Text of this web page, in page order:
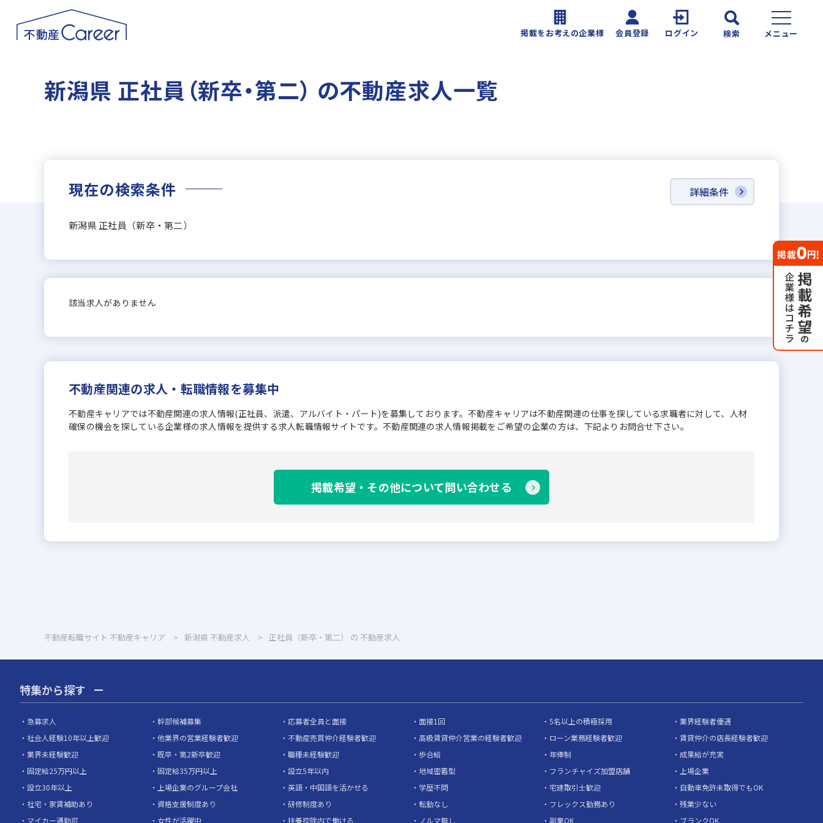
掲載をお考えの企業様 会員登録 ログイン 検索 メニュー
新潟県 正社員（新卒・第二） の不動産求人一覧
現在の検索条件
新潟県 正社員（新卒・第二）
詳細条件
該当求人がありません
不動産関連の求人・転職情報を募集中
不動産キャリアでは不動産関連の求人情報(正社員、派遣、アルバイト・パート)を募集しております。不動産キャリアは不動産関連の仕事を探している求職者に対して、人材
確保の機会を探している企業様の求人情報を提供する求人転職情報サイトです。不動産関連の求人情報掲載をご希望の企業の方は、下記よりお問合せ下さい。
掲載希望・その他について問い合わせる
不動産転職サイト 不動産キャリア 新潟県 不動産求人 正社員（新卒・第二） の 不動産求人
特集から探す
急募求人 幹部候補募集 応募者全員と面接 面接1回 5名以上の積極採用
業界経験者優遇
社会人経験10年以上歓迎
他業界の営業経験者歓迎 不動産売買仲介経験者歓迎 高級賃貸仲介営業の経験者歓迎 ローン業務経験者歓迎
賃貸仲介の店長経験者歓迎
業界未経験歓迎
既卒・第2新卒歓迎 職種未経験歓迎 歩合給 年俸制
成果給が充実
固定給25万円以上
固定給35万円以上 設立5年以内 地域密着型 フランチャイズ加盟店舗
上場企業
設立30年以上
上場企業のグループ会社 英語・中国語を活かせる 学歴不問 宅建取引士歓迎
自動車免許未取得でもOK
社宅・家賃補助あり
資格支援制度あり 研修制度あり 転勤なし フレックス勤務あり
残業少ない
マイカー通勤可
女性が活躍中 扶養控除内で働ける ノルマ無し 副業OK ブランクOK